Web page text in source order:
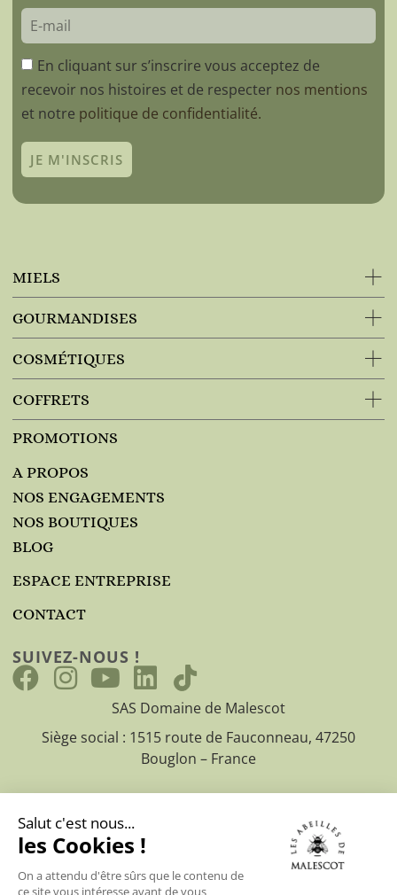
En cliquant sur s’inscrire vous acceptez de
recevoir nos histoires et de respecter nos mentions
et notre politique de confidentialité.
JE M'INSCRIS
MIELS
GOURMANDISES
COSMÉTIQUES
COFFRETS
PROMOTIONS
A PROPOS
NOS ENGAGEMENTS
NOS BOUTIQUES
BLOG
ESPACE ENTREPRISE
CONTACT
SUIVEZ-NOUS !
SAS Domaine de Malescot
Siège social : 1515 route de Fauconneau, 47250
Bouglon – France
CGV Mentions légales Politique de confidentialité
Les abeilles de Malescot – Creation site web EEnov
agence web Bordeaux |Hebergement site web EEnov agence